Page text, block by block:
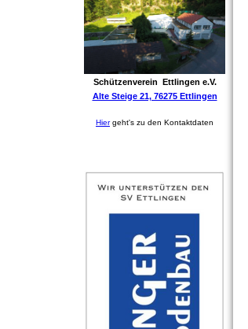
Schützenverein Ettlingen e.V.
Alte Steige 21, 76275 Ettlingen
Hiergeht's zu den Kontaktdaten